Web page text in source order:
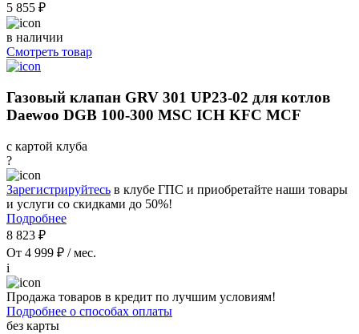
5 855 ₽
в наличии
Смотреть товар
Газовый клапан GRV 301 UP23-02 для котлов
Daewoo DGB 100-300 MSC ICH KFC MCF
с картой клуба
?
Зарегистрируйтесь в клубе ГПС и приобретайте наши товары
и услуги со скидками до 50%!
Подробнее
8 823 ₽
От 4 999 ₽ / мес.
i
Продажа товаров в кредит по лучшим условиям!
Подробнее о способах оплаты
без карты